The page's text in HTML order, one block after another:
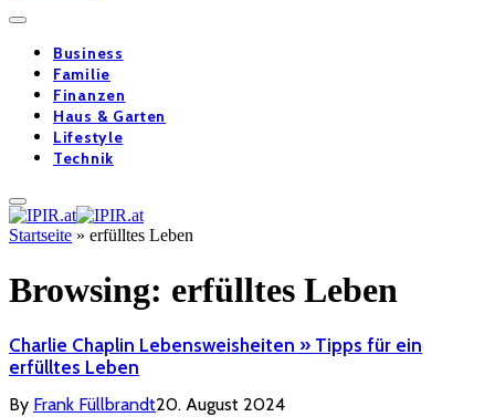
Business
Familie
Finanzen
Haus & Garten
Lifestyle
Technik
Startseite » erfülltes Leben
Browsing: erfülltes Leben
Charlie Chaplin Lebensweisheiten » Tipps für ein
erfülltes Leben
By Frank Füllbrandt20. August 2024